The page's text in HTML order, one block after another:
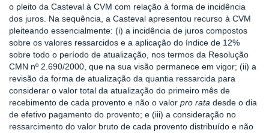
o pleito da Casteval à CVM com relação à forma de incidência
dos juros. Na sequência, a Casteval apresentou recurso à CVM
pleiteando essencialmente: (i) a incidência de juros compostos
sobre os valores ressarcidos e a aplicação do índice de 12%
sobre todo o período de atualização, nos termos da Resolução
CMN nº 2.690/2000, que na sua visão permanece em vigor; (ii) a
revisão da forma de atualização da quantia ressarcida para
considerar o valor total da atualização do primeiro mês de
recebimento de cada provento e não o valor pro rata desde o dia
de efetivo pagamento do provento; e (iii) a consideração no
ressarcimento do valor bruto de cada provento distribuído e não